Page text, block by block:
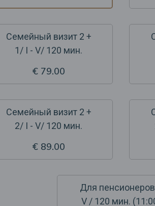
Семейный визит 2 +
1/ I - V/ 120 мин.
€ 79.00
Семейный визит 2 +
2/ I - V/ 120 мин.
€ 89.00
Для
V / 120 мин.